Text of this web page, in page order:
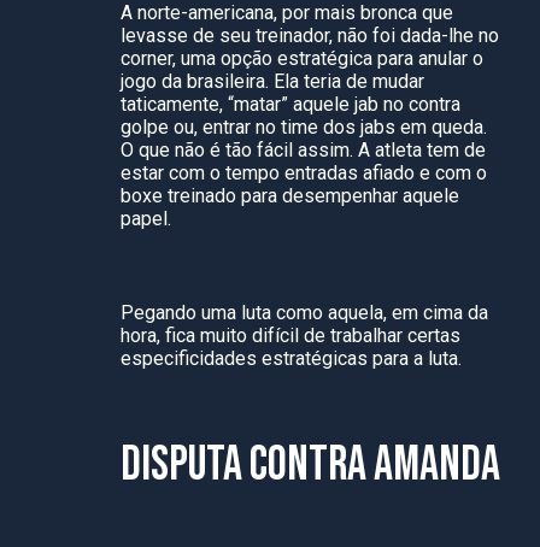
A norte-americana, por mais bronca que
levasse de seu treinador, não foi dada-lhe no
corner, uma opção estratégica para anular o
jogo da brasileira. Ela teria de mudar
taticamente, “matar” aquele jab no contra
golpe ou, entrar no time dos jabs em queda.
O que não é tão fácil assim. A atleta tem de
estar com o tempo entradas afiado e com o
boxe treinado para desempenhar aquele
papel.
Pegando uma luta como aquela, em cima da
hora, fica muito difícil de trabalhar certas
especificidades estratégicas para a luta.
DISPUTA CONTRA AMANDA